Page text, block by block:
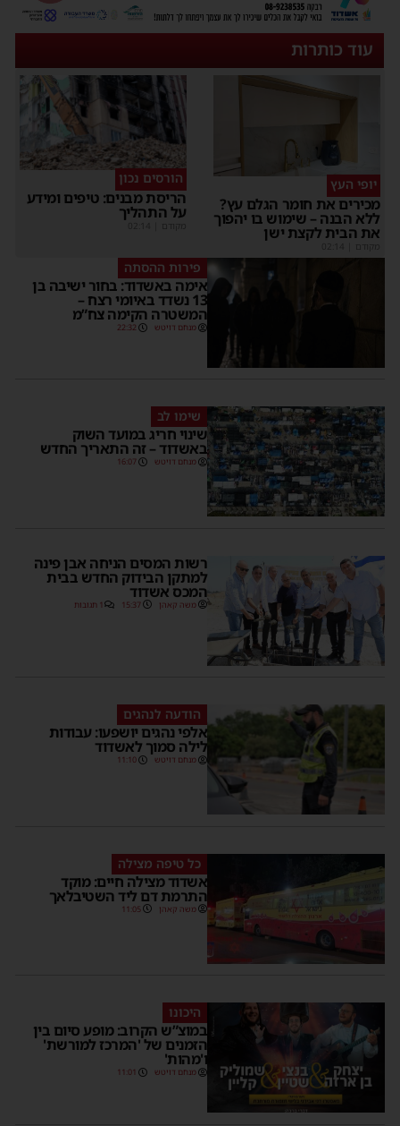
עוד כותרות
יופי העץ
מכירים את חומר הגלם עץ?
ללא הבנה – שימוש בו יהפוך
את הבית לקצת ישן
מקודם
הורסים נכון
הריסת מבנים: טיפים ומידע
על התהליך
מקודם
פירות ההסתה
אימה באשדוד: בחור ישיבה בן
13 נשדד באיומי רצח –
המשטרה הקימה צח”מ
מנחם דויטש 22:32
שימו לב
שינוי חריג במועד השוק
באשדוד – זה התאריך החדש
מנחם דויטש 16:07
רשות המסים הניחה אבן פינה
למתקן הבידוק החדש בבית
המכס אשדוד
משה קאהן 15:37 1 תגובות
הודעה לנהגים
אלפי נהגים יושפעו: עבודות
לילה סמוך לאשדוד
מנחם דויטש 11:10
כל טיפה מצילה
אשדוד מצילה חיים: מוקד
התרמת דם ליד השטיבלאך
משה קאהן 11:05
היכונו
במוצ”ש הקרוב: מופע סיום בין
הזמנים של 'המרכז למורשת'
ו'מהות'
מנחם דויטש 11:01